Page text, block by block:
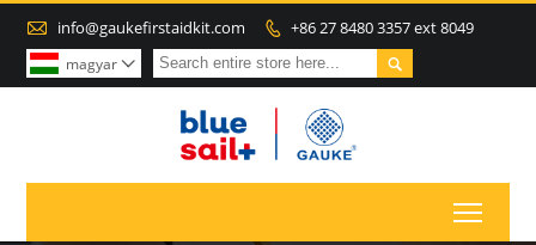
 info@gaukefirstaidkit.com  +86 27 8480 3357 ext 8049

magyar 